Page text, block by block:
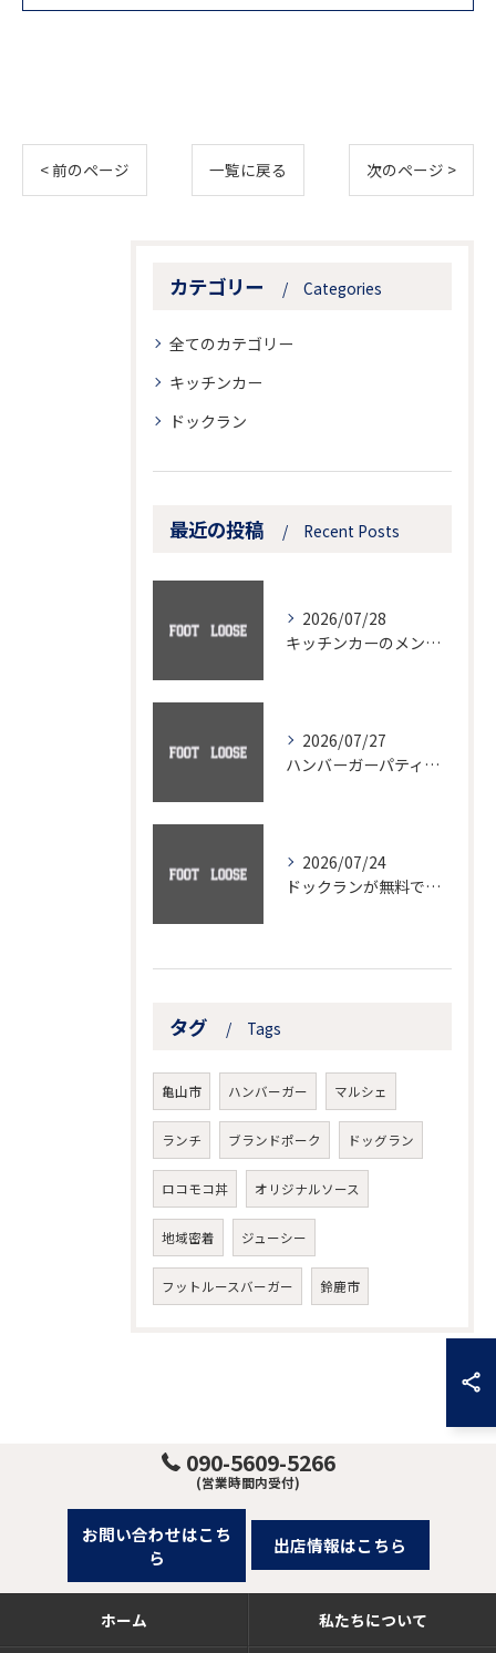
< 前のページ 一覧に戻る 次のページ >
カテゴリー Categories
全てのカテゴリー
キッチンカー
ドックラン
最近の投稿 Recent Posts
2026/07/28
キッチンカーのメンテナンスで営業を止めない三重県で安全運用を実現する方法
2026/07/27
ハンバーガーパティの魅力を三重県で体感できる人気店とご当地バーガー徹底解剖
2026/07/24
ドックランが無料で使える三重県亀山市能褒野町の現地ルールと愛犬と安心して遊ぶポイント
タグ Tags
亀山市 ハンバーガー マルシェ
ランチ ブランドポーク ドッグラン
ロコモコ丼 オリジナルソース
地域密着 ジューシー
フットルースバーガー 鈴鹿市
090-5609-5266
(営業時間内受付)
お問い合わせはこち
ら
出店情報はこちら
ホーム 私たちについて